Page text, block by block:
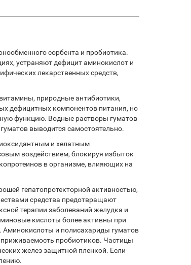
сорбента и пробиотика.
устраняют дефицит аминокислот и
лекарственных средств,
природные антибиотики,
дефицитных компонентов питания, но
функцию. Водные растворы гуматов
выводится самостоятельно.
и хелатным
воздействием, блокируя избыток
в организме, влияющих на
гепатопротекторной активностью,
средства предотвращают
терапии заболеваний желудка и
кислоты более активны при
Аминокислоты и полисахариды гуматов
пробиотиков. Частицы
желез защитной пленкой. Если